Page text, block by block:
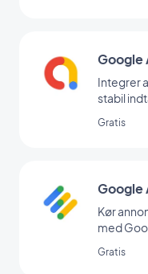
Google
Integrer
stabil
Gratis
Google
Kør
med
Gratis